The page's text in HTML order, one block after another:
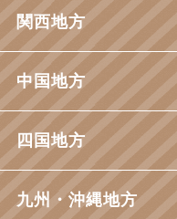
関西地方
中国地方
四国地方
九州・沖縄地方